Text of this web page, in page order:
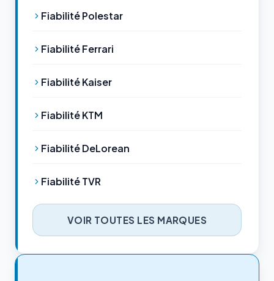
Fiabilité Polestar
Fiabilité Ferrari
Fiabilité Kaiser
Fiabilité KTM
Fiabilité DeLorean
Fiabilité TVR
VOIR TOUTES LES MARQUES